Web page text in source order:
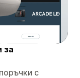
за
с